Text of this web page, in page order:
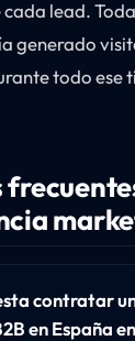
lead.
generado
todo ese
contratar
en España